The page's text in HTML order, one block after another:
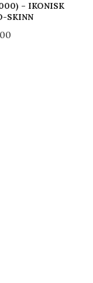
– IKONISK
SKINN